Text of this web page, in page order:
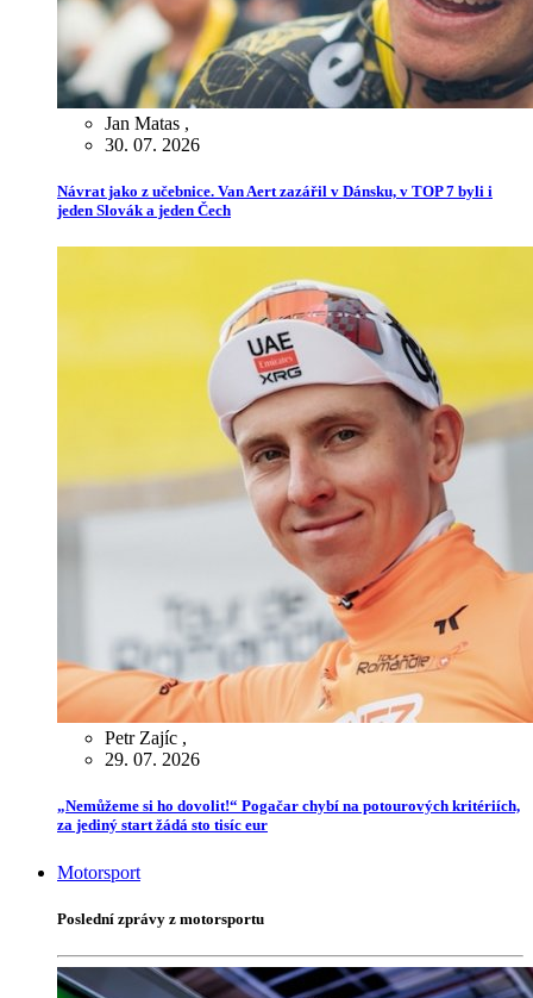
Jan Matas ,
30. 07. 2026
Návrat jako z učebnice. Van Aert zazářil v Dánsku, v TOP 7 byli i
jeden Slovák a jeden Čech
Petr Zajíc ,
29. 07. 2026
„Nemůžeme si ho dovolit!“ Pogačar chybí na potourových kritériích,
za jediný start žádá sto tisíc eur
Motorsport
Poslední zprávy z motorsportu